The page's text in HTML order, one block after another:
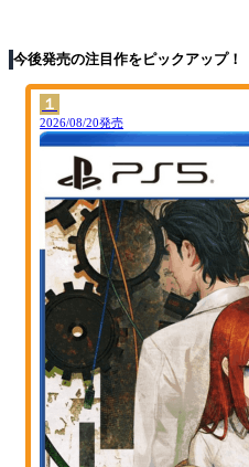
今後発売の注目作をピックアップ！
１
2026/08/20発売